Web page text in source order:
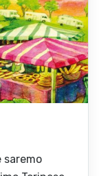
saremo